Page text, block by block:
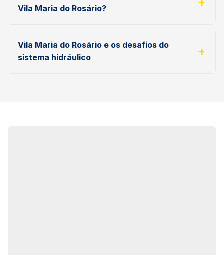
Vila Maria do Rosário?
Vila Maria do Rosário e os desafios do
sistema hidráulico